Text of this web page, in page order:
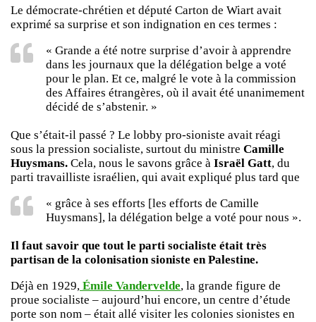
Le démocrate-chrétien et député Carton de Wiart avait
exprimé sa surprise et son indignation en ces termes :
« Grande a été notre surprise d’avoir à apprendre
dans les journaux que la délégation belge a voté
pour le plan. Et ce, malgré le vote à la commission
des Affaires étrangères, où il avait été unanimement
décidé de s’abstenir. »
Que s’était-il passé ? Le lobby pro-sioniste avait réagi
sous la pression socialiste, surtout du ministre Camille
Huysmans. Cela, nous le savons grâce à Israël Gatt, du
parti travailliste israélien, qui avait expliqué plus tard que
« grâce à ses efforts [les efforts de Camille
Huysmans], la délégation belge a voté pour nous ».
Il faut savoir que tout le parti socialiste était très
partisan de la colonisation sioniste en Palestine.
Déjà en 1929, Émile Vandervelde, la grande figure de
proue socialiste – aujourd’hui encore, un centre d’étude
porte son nom – était allé visiter les colonies sionistes en